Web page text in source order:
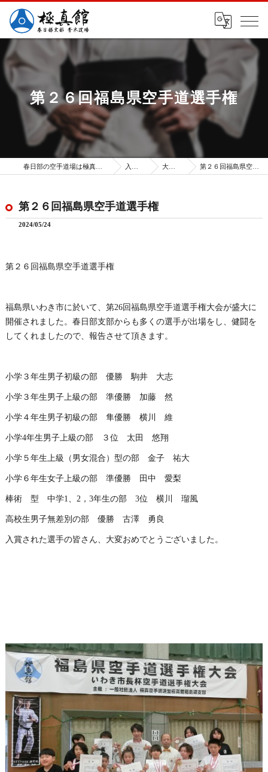
第２６回福島県空手道選手権
春日部の空手道場は極真館 春日部支部 入門案内 大会成績 第２６回福島県空手道選手権
第２６回福島県空手道選手権
2024/05/24
第２６回福島県空手道選手権
福島県いわき市に於いて、第26回福島県空手道選手権大会が盛大に
開催されました。春日部支部からも多くの選手が出場をし、健闘を
してくれましたので、報告させて頂きます。
小学３年生男子初級の部 優勝 駒井 大志
小学３年生男子上級の部 準優勝 加藤 然
小学４年生男子初級の部 隼優勝 横川 維
小学4年生男子上級の部 ３位 太田 悠翔
小学５年生上級（男女混合）型の部 金子 祐大
小学６年生女子上級の部 準優勝 田中 愛梨
棒術 型 中学1、2，3年生の部 3位 横川 瑠風
高校生男子無差別の部 優勝 古澤 勇良
入賞された選手の皆さん、大変おめでとうございました。